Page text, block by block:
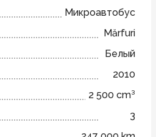
Микроавтобус
Mărfuri
Белый
2010
2 500 cm³
3